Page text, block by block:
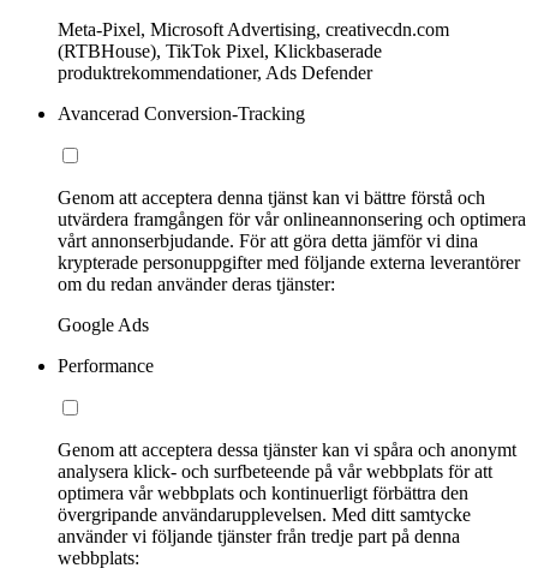
Meta-Pixel, Microsoft Advertising, creativecdn.com
(RTBHouse), TikTok Pixel, Klickbaserade
produktrekommendationer, Ads Defender
Avancerad Conversion-Tracking
Genom att acceptera denna tjänst kan vi bättre förstå och
utvärdera framgången för vår onlineannonsering och optimera
vårt annonserbjudande. För att göra detta jämför vi dina
krypterade personuppgifter med följande externa leverantörer
om du redan använder deras tjänster:
Google Ads
Performance
Genom att acceptera dessa tjänster kan vi spåra och anonymt
analysera klick- och surfbeteende på vår webbplats för att
optimera vår webbplats och kontinuerligt förbättra den
övergripande användarupplevelsen. Med ditt samtycke
använder vi följande tjänster från tredje part på denna
webbplats: